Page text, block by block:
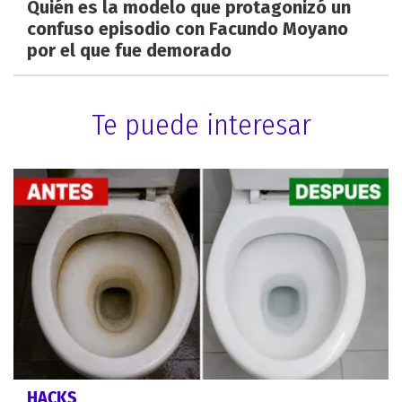
Quién es la modelo que protagonizó un
confuso episodio con Facundo Moyano
por el que fue demorado
Te puede interesar
HACKS